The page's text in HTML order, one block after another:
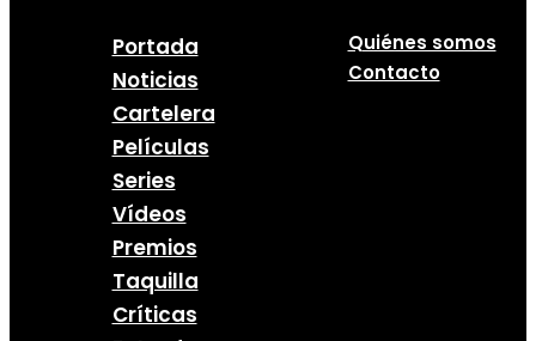
Portada
Noticias
Cartelera
Películas
Series
Vídeos
Premios
Taquilla
Críticas
Quiénes somos
Contacto